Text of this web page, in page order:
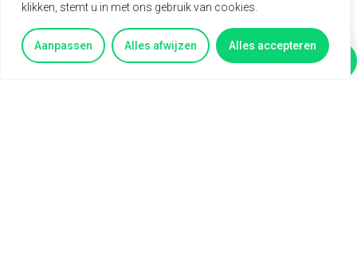
klikken, stemt u in met ons gebruik van cookies.
Aanpassen Alles afwijzen Alles accepteren
Vertel mij meer Vragen?
Je bent in het bezit van een mbo-diploma, bij
voorkeur richting logistiek.
Je hebt affiniteit met techniek en hydrauliek.
Je bent nauwkeurig, oplossingsgericht en